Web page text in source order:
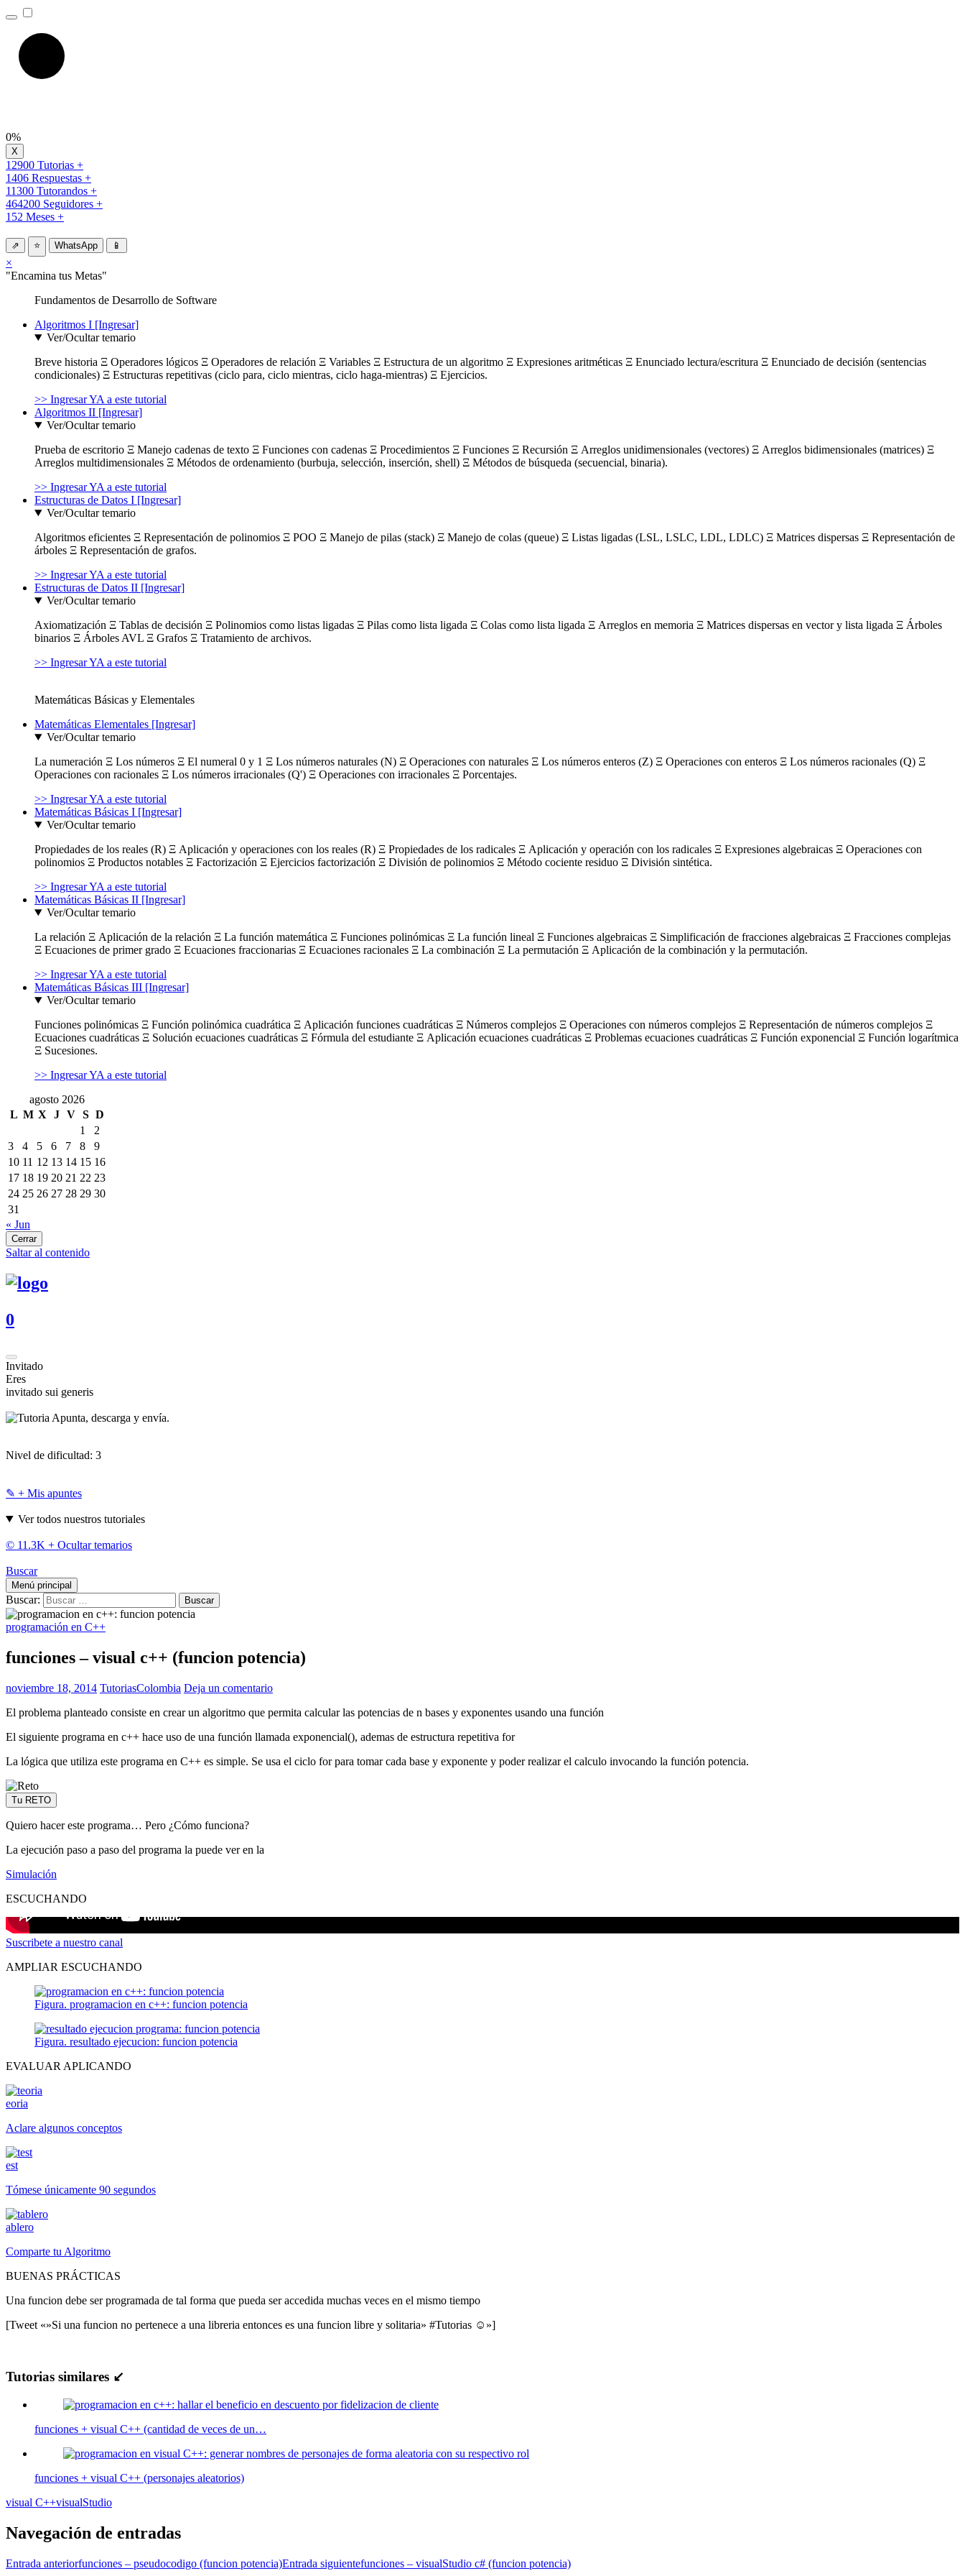
0%
12900 Tutorias +
1406 Respuestas +
11300 Tutorandos +
464200 Seguidores +
152 Meses +
⇗ ⭐ WhatsApp 📱
×
"Encamina tus Metas"
Fundamentos de Desarrollo de Software
Algoritmos I [Ingresar]
Ver/Ocultar temario
Breve historia Ξ Operadores lógicos Ξ Operadores de relación Ξ Variables Ξ Estructura de un algoritmo Ξ Expresiones aritméticas Ξ Enunciado lectura/escritura Ξ Enunciado de decisión (sentencias
condicionales) Ξ Estructuras repetitivas (ciclo para, ciclo mientras, ciclo haga-mientras) Ξ Ejercicios.
>> Ingresar YA a este tutorial
Algoritmos II [Ingresar]
Ver/Ocultar temario
Prueba de escritorio Ξ Manejo cadenas de texto Ξ Funciones con cadenas Ξ Procedimientos Ξ Funciones Ξ Recursión Ξ Arreglos unidimensionales (vectores) Ξ Arreglos bidimensionales (matrices) Ξ
Arreglos multidimensionales Ξ Métodos de ordenamiento (burbuja, selección, inserción, shell) Ξ Métodos de búsqueda (secuencial, binaria).
>> Ingresar YA a este tutorial
Estructuras de Datos I [Ingresar]
Ver/Ocultar temario
Algoritmos eficientes Ξ Representación de polinomios Ξ POO Ξ Manejo de pilas (stack) Ξ Manejo de colas (queue) Ξ Listas ligadas (LSL, LSLC, LDL, LDLC) Ξ Matrices dispersas Ξ Representación de
árboles Ξ Representación de grafos.
>> Ingresar YA a este tutorial
Estructuras de Datos II [Ingresar]
Ver/Ocultar temario
Axiomatización Ξ Tablas de decisión Ξ Polinomios como listas ligadas Ξ Pilas como lista ligada Ξ Colas como lista ligada Ξ Arreglos en memoria Ξ Matrices dispersas en vector y lista ligada Ξ Árboles
binarios Ξ Árboles AVL Ξ Grafos Ξ Tratamiento de archivos.
>> Ingresar YA a este tutorial
Matemáticas Básicas y Elementales
Matemáticas Elementales [Ingresar]
Ver/Ocultar temario
La numeración Ξ Los números Ξ El numeral 0 y 1 Ξ Los números naturales (N) Ξ Operaciones con naturales Ξ Los números enteros (Z) Ξ Operaciones con enteros Ξ Los números racionales (Q) Ξ
Operaciones con racionales Ξ Los números irracionales (Q') Ξ Operaciones con irracionales Ξ Porcentajes.
>> Ingresar YA a este tutorial
Matemáticas Básicas I [Ingresar]
Ver/Ocultar temario
Propiedades de los reales (R) Ξ Aplicación y operaciones con los reales (R) Ξ Propiedades de los radicales Ξ Aplicación y operación con los radicales Ξ Expresiones algebraicas Ξ Operaciones con
polinomios Ξ Productos notables Ξ Factorización Ξ Ejercicios factorización Ξ División de polinomios Ξ Método cociente residuo Ξ División sintética.
>> Ingresar YA a este tutorial
Matemáticas Básicas II [Ingresar]
Ver/Ocultar temario
La relación Ξ Aplicación de la relación Ξ La función matemática Ξ Funciones polinómicas Ξ La función lineal Ξ Funciones algebraicas Ξ Simplificación de fracciones algebraicas Ξ Fracciones complejas
Ξ Ecuaciones de primer grado Ξ Ecuaciones fraccionarias Ξ Ecuaciones racionales Ξ La combinación Ξ La permutación Ξ Aplicación de la combinación y la permutación.
>> Ingresar YA a este tutorial
Matemáticas Básicas III [Ingresar]
Ver/Ocultar temario
Funciones polinómicas Ξ Función polinómica cuadrática Ξ Aplicación funciones cuadráticas Ξ Números complejos Ξ Operaciones con números complejos Ξ Representación de números complejos Ξ
Ecuaciones cuadráticas Ξ Solución ecuaciones cuadráticas Ξ Fórmula del estudiante Ξ Aplicación ecuaciones cuadráticas Ξ Problemas ecuaciones cuadráticas Ξ Función exponencial Ξ Función logarítmica
Ξ Sucesiones.
>> Ingresar YA a este tutorial
agosto 2026
L M X J V S D
1
2
3
4 5 6 7 8
9
10 11 12 13 14 15 16
17 18 19 20 21 22 23
24 25 26 27 28 29 30
31
« Jun
Cerrar
Saltar al contenido
0
Invitado
Eres
invitado sui generis
Apunta, descarga y envía.
Nivel de dificultad: 3
✎ + Mis apuntes
Ver todos nuestros tutoriales
© 11.3K + Ocultar temarios
Buscar
Menú principal
Buscar:
programación en C++
funciones – visual c++ (funcion potencia)
noviembre 18, 2014 TutoriasColombia Deja un comentario
El problema planteado consiste en crear un algoritmo que permita calcular las potencias de n bases y exponentes usando una función
El siguiente programa en c++ hace uso de una función llamada exponencial(), ademas de estructura repetitiva for
La lógica que utiliza este programa en C++ es simple. Se usa el ciclo for para tomar cada base y exponente y poder realizar el calculo invocando la función potencia.
Tu RETO
Quiero hacer este programa… Pero ¿Cómo funciona?
La ejecución paso a paso del programa la puede ver en la
Simulación
ESCUCHANDO
Suscribete a nuestro canal
AMPLIAR ESCUCHANDO
Figura. programacion en c++: funcion potencia
Figura. resultado ejecucion: funcion potencia
EVALUAR APLICANDO
eoria
Aclare algunos conceptos
est
Tómese únicamente 90 segundos
ablero
Comparte tu Algoritmo
BUENAS PRÁCTICAS
Una funcion debe ser programada de tal forma que pueda ser accedida muchas veces en el mismo tiempo
[Tweet «»Si una funcion no pertenece a una libreria entonces es una funcion libre y solitaria» #Tutorias ☺»]
Tutorias similares ↙
funciones + visual C++ (cantidad de veces de un…
funciones + visual C++ (personajes aleatorios)
visual C++visualStudio
Navegación de entradas
Entrada anteriorfunciones – pseudocodigo (funcion potencia)Entrada siguientefunciones – visualStudio c# (funcion potencia)